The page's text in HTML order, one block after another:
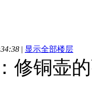
| 显示全部楼层
修铜壶